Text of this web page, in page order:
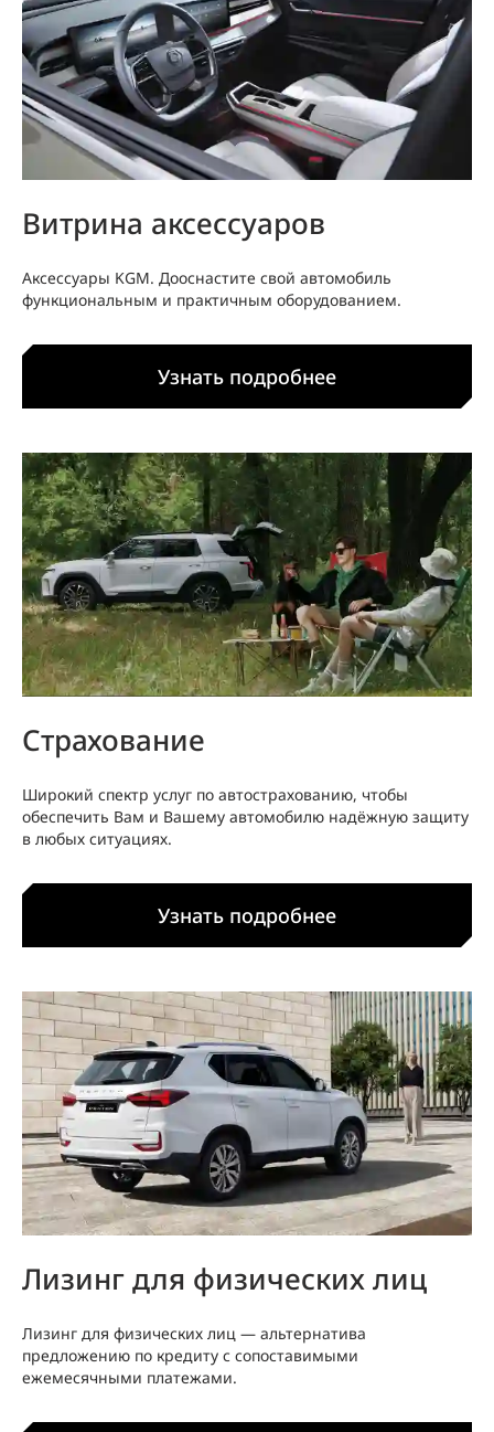
Витрина аксессуаров
Аксессуары KGM. Дооснастите свой автомобиль
функциональным и практичным оборудованием.
Узнать подробнее
Страхование
Широкий спектр услуг по автострахованию, чтобы
обеспечить Вам и Вашему автомобилю надёжную защиту
в любых ситуациях.
Узнать подробнее
Лизинг для физических лиц
Лизинг для физических лиц — альтернатива
предложению по кредиту с сопоставимыми
ежемесячными платежами.